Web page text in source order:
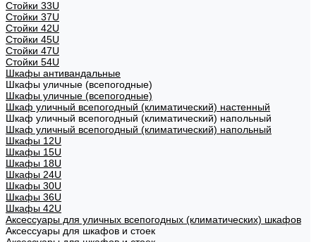
Стойки 33U
Стойки 37U
Стойки 42U
Стойки 45U
Стойки 47U
Стойки 54U
Шкафы антивандальные
Шкафы уличные (всепогодные)
Шкафы уличные (всепогодные)
Шкаф уличный всепогодный (климатический) настенный
Шкаф уличный всепогодный (климатический) напольный
Шкаф уличный всепогодный (климатический) напольный
Шкафы 12U
Шкафы 15U
Шкафы 18U
Шкафы 24U
Шкафы 30U
Шкафы 36U
Шкафы 42U
Аксессуары для уличных всепогодных (климатических) шкафов
Аксессуары для шкафов и стоек